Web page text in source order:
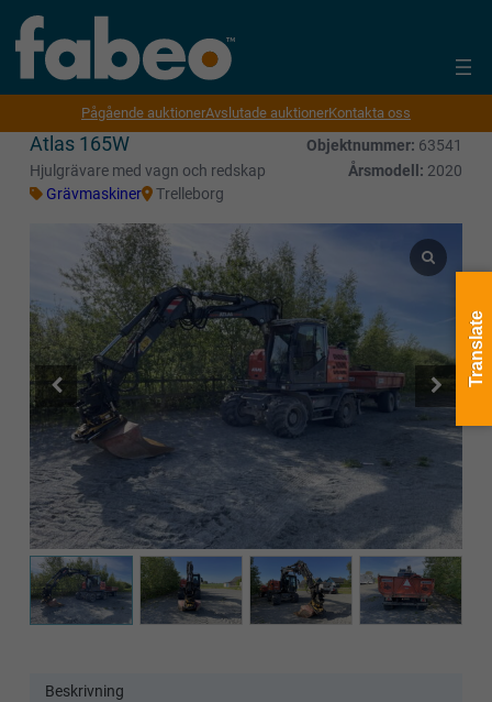
Pågående auktionerAvslutade auktionerKontakta oss
Atlas 165W Objektnummer: 63541
Hjulgrävare med vagn och redskap
Årsmodell: 2020
Grävmaskiner
Trelleborg
Beskrivning
Translate